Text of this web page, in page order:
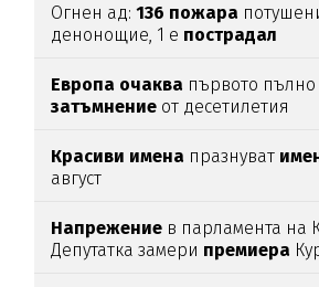
Огнен ад:136 пожара
денонощие, 1 е пострадал
Европа очаква първото пълно
затъмнение от десетилетия
Красиви имена празнуват
август
Напрежение в парламента на
Депутатка замери премиера